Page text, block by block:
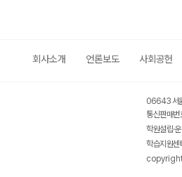
회사소개 언론보도 사회공헌
06643 서
통신판매
학원설립·
학습지원